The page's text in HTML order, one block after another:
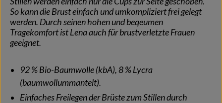
So kann die Brust einfach und umkompliziert frei gelegt
werden. Durch seinen hohen und beqeumen
Tragekomfort ist Lena auch für brustverletzte Frauen
geeignet.
92 % Bio-Baumwolle (kbA), 8 % Lycra
(baumwollummantelt).
Einfaches Freilegen der Brüste zum Stillen durch